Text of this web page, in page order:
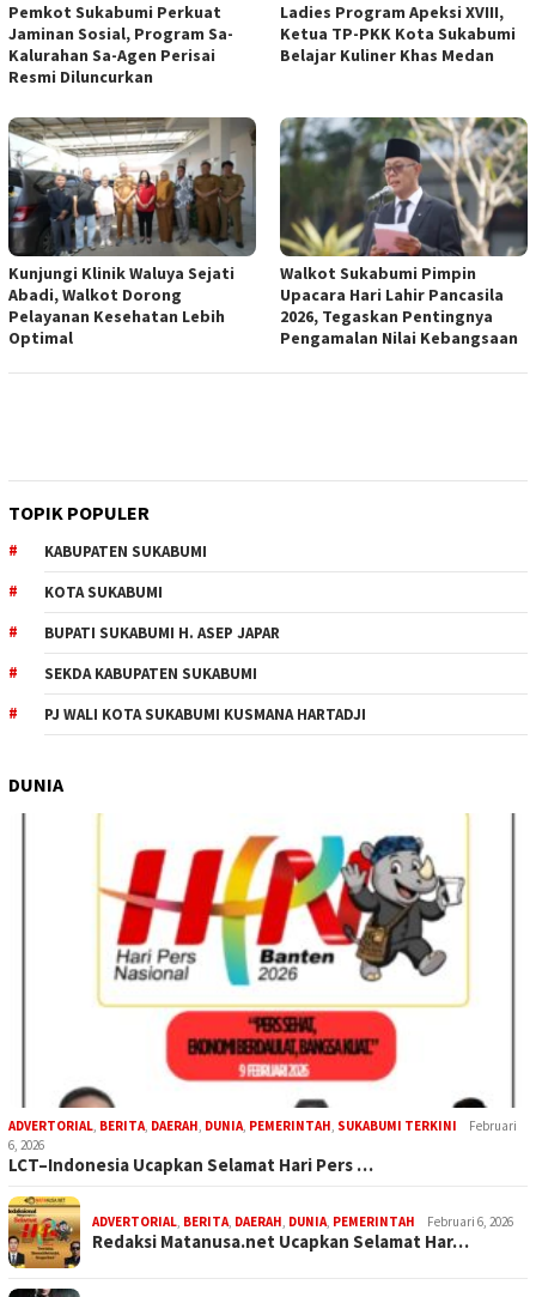
Pemkot Sukabumi Perkuat
Jaminan Sosial, Program Sa-
Kalurahan Sa-Agen Perisai
Resmi Diluncurkan
Ladies Program Apeksi XVIII,
Ketua TP-PKK Kota Sukabumi
Belajar Kuliner Khas Medan
Kunjungi Klinik Waluya Sejati
Abadi, Walkot Dorong
Pelayanan Kesehatan Lebih
Optimal
Walkot Sukabumi Pimpin
Upacara Hari Lahir Pancasila
2026, Tegaskan Pentingnya
Pengamalan Nilai Kebangsaan
TOPIK POPULER
KABUPATEN SUKABUMI
KOTA SUKABUMI
BUPATI SUKABUMI H. ASEP JAPAR
SEKDA KABUPATEN SUKABUMI
PJ WALI KOTA SUKABUMI KUSMANA HARTADJI
DUNIA
ADVERTORIAL, BERITA, DAERAH, DUNIA, PEMERINTAH, SUKABUMI TERKINI
Februari
6, 2026
LCT–Indonesia Ucapkan Selamat Hari Pers …
ADVERTORIAL, BERITA, DAERAH, DUNIA, PEMERINTAH Februari 6, 2026
Redaksi Matanusa.net Ucapkan Selamat Har…